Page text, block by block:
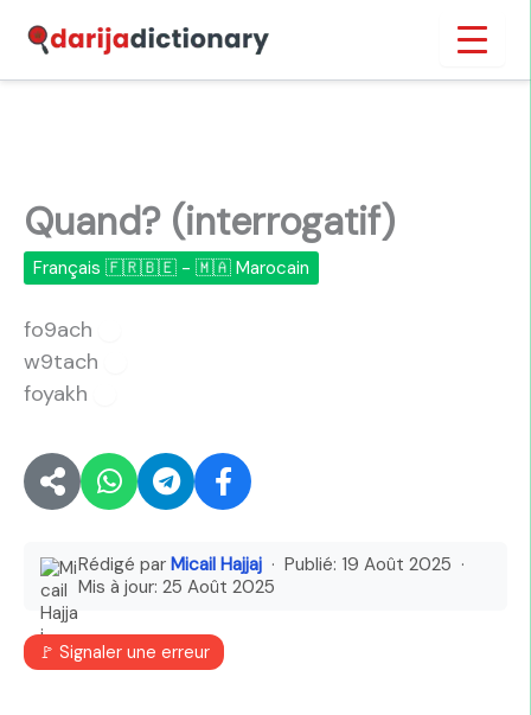
contenu
Inicio
Quand? (interrogatif)
Français 🇫🇷🇧🇪 - 🇲🇦 Marocain
fo9ach
w9tach
foyakh
Rédigé par Micail Hajjaj · Publié: 19 Août 2025 ·
Mis à jour: 25 Août 2025
🚩 Signaler une erreur